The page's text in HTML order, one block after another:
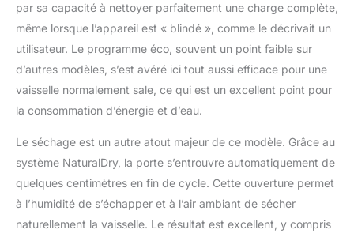
par sa capacité à nettoyer parfaitement une charge complète,
même lorsque l’appareil est « blindé », comme le décrivait un
utilisateur. Le programme éco, souvent un point faible sur
d’autres modèles, s’est avéré ici tout aussi efficace pour une
vaisselle normalement sale, ce qui est un excellent point pour
la consommation d’énergie et d’eau.
Le séchage est un autre atout majeur de ce modèle. Grâce au
système NaturalDry, la porte s’entrouvre automatiquement de
quelques centimètres en fin de cycle. Cette ouverture permet
à l’humidité de s’échapper et à l’air ambiant de sécher
naturellement la vaisselle. Le résultat est excellent, y compris